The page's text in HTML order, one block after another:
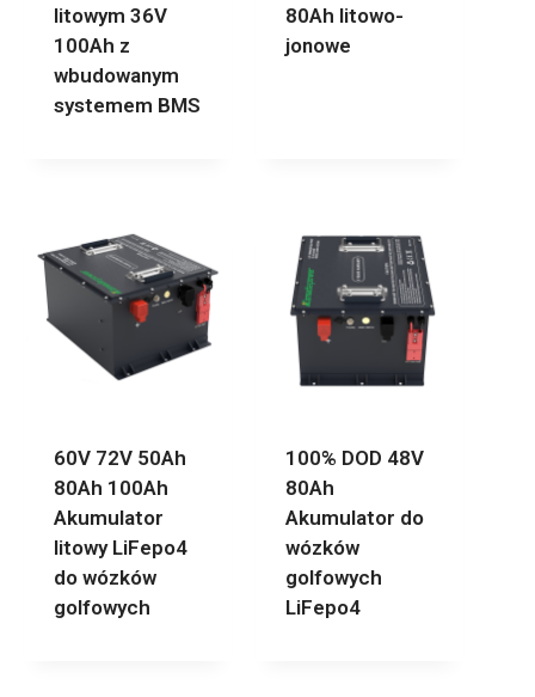
litowym 36V
100Ah z
wbudowanym
systemem BMS
80Ah litowo-
jonowe
60V 72V 50Ah
80Ah 100Ah
Akumulator
litowy LiFepo4
do wózków
golfowych
100% DOD 48V
80Ah
Akumulator do
wózków
golfowych
LiFepo4